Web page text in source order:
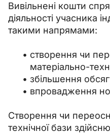
Вивільнені кошти
діяльності учасника
такими напрямами:
створення чи
матеріально-
збільшення
впровадження
Створення чи
технічної бази